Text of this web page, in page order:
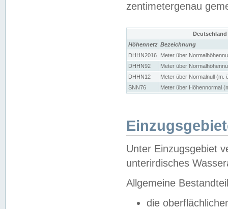
zentimetergenau
Höhennetz Bezeichnung
DHHN2016
Meter über
DHHN92
Meter über
DHHN12
Meter über Normalnull (m.
SNN76
Meter über Höhennormal
Unter Einzugsgebiet
unterirdisches
Allgemeine
die